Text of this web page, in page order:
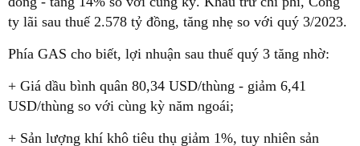
ty lãi sau thuế 2.578 tỷ đồng, tăng nhẹ so với quý 3/2023.
Phía GAS cho biết, lợi nhuận sau thuế quý 3 tăng nhờ:
+ Giá dầu bình quân 80,34 USD/thùng - giảm 6,41
USD/thùng so với cùng kỳ năm ngoái;
+ Sản lượng khí khô tiêu thụ giảm 1%, tuy nhiên sản